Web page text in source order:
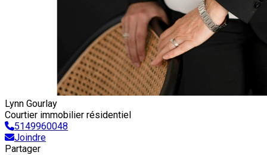
Lynn Gourlay
Courtier immobilier résidentiel
5149960048
Joindre
Partager